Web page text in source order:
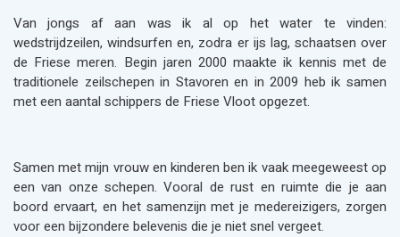
Van jongs af aan was ik al op het water te vinden:
wedstrijdzeilen, windsurfen en, zodra er ijs lag, schaatsen over
de Friese meren. Begin jaren 2000 maakte ik kennis met de
traditionele zeilschepen in Stavoren en in 2009 heb ik samen
met een aantal schippers de Friese Vlootopgezet.
Samen met mijn vrouw en kinderen ben ik vaak meegeweest op
een van onze schepen. Vooral de rust en ruimte die je aan
boord ervaart, en het samenzijn met je medereizigers, zorgen
voor een bijzondere belevenis die je niet snel vergeet.